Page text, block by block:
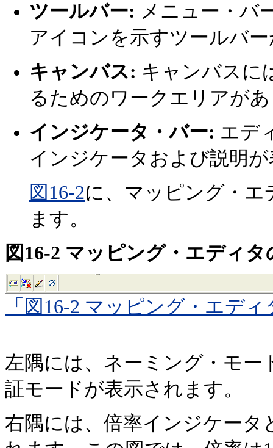
ツールバー: メニュー・バ
アイコンを示すツールバ
キャンバス: キャンバスに
るためのワークエリアが
インジケータ・バー: エデ
インジケータおよび説明
図16-2に、マッピング・
ます。
図16-2 マッピング・エディ
「図16-2 マッピング・エデ
左隅には、ネーミング・モー
証モードが表示されます。
右隅には、倍率インジケー